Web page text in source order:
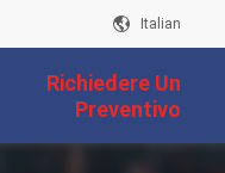
Italian
Richiedere Un
Preventivo